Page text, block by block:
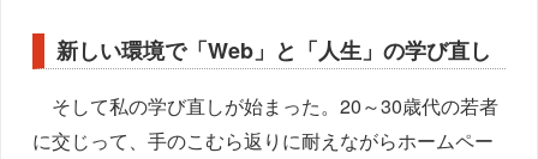
新しい環境で「Web」と「人生」の学び直し
そして私の学び直しが始まった。20～30歳代の若者
に交じって、手のこむら返りに耐えながらホームペー